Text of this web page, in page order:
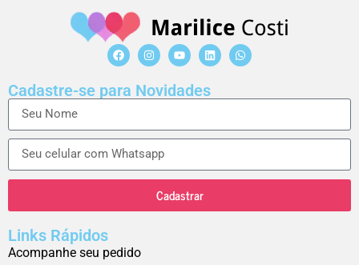
Cadastre-se para Novidades
Cadastrar
Links Rápidos
Acompanhe seu pedido